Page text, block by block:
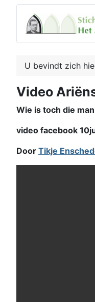
U bevindt zich
Video
Wie is toch die
video facebook
Door Tikje